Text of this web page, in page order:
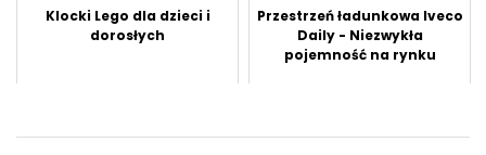
Klocki Lego dla dzieci i
dorosłych
Przestrzeń ładunkowa Iveco
Daily - Niezwykła
pojemność na rynku